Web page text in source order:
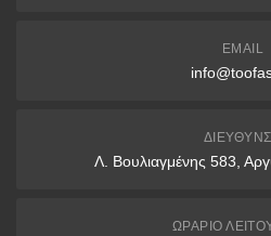
3 δόσεις: άνω των 200€
9 δόσεις: άνω των 1000€
12 δόσεις: άνω των 1500€
* Διαθέσιμες μόνο με πιστωτικές κάρτες
EMAIL
Λ. Βουλιαγμένης 583,
ΩΡΆΡΙΟ